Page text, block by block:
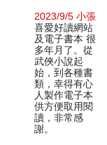
2023/9/5 小張
喜愛好讀網站
及電子書本 很
多年月了。從
武俠小說起
始，到各種書
類，幸得有心
人製作電子本
供方便取用閱
讀，非常感
謝。